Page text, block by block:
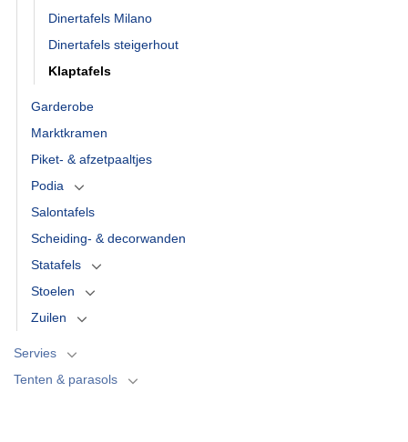
Dinertafels Milano
Dinertafels steigerhout
Klaptafels
Garderobe
Marktkramen
Piket- & afzetpaaltjes
Podia
Salontafels
Scheiding- & decorwanden
Statafels
Stoelen
Zuilen
Servies
Tenten & parasols